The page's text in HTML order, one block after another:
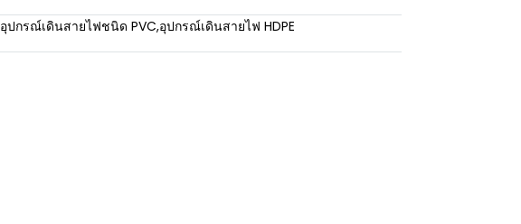
อุปกรณ์เดินสายไฟชนิด PVC,อุปกรณ์เดินสายไฟ HDPE